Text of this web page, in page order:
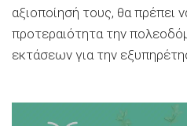
αξιοποίησή τους, θα πρέπει
προτεραιότητα την
εκτάσεων για την